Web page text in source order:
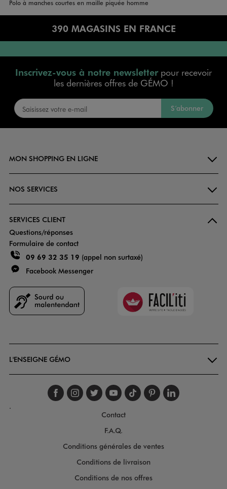
Accueil
Homme
Vêtements
Polo à manches courtes en maille piquée homme
390 MAGASINS EN FRANCE
Inscrivez-vous à notre newsletterpour recevoir
les dernières offres de GÉMO !
S’abonner
MON SHOPPING EN LIGNE
NOS SERVICES
SERVICES CLIENT
Questions/réponses
Formulaire de contact
09 69 32 35 19 (appel non surtaxé)
Facebook Messenger
Faciliti
L'ENSEIGNE GÉMO
Suivez-nous sur
Suivez-nous sur
Suivez-nous sur
Suivez-nous
Suivez-nous
Suivez-
.
Contact
F.A.Q.
Conditions générales de ventes
Conditions de livraison
Conditions de nos offres